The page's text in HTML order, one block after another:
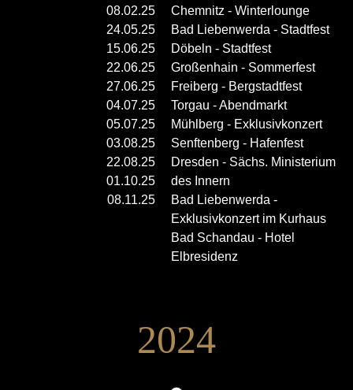
08.02.25
24.05.25
15.06.25
22.06.25
27.06.25
04.07.25
05.07.25
03.08.25
22.08.25
01.10.25
08.11.25
Chemnitz - Winterlounge
Bad Liebenwerda - Stadtfest
Döbeln - Stadtfest
Großenhain - Sommerfest
Freiberg - Bergstadtfest
Torgau - Abendmarkt
Mühlberg - Exklusivkonzert
Senftenberg - Hafenfest
Dresden - Sächs. Ministerium
des Innern
Bad Liebenwerda -
Exklusivkonzert im Kurhaus
Bad Schandau - Hotel
Elbresidenz
2024